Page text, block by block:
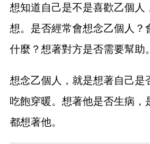
想知道自己是不是喜歡乙個人
想。是否經常會想念乙個人？
什麼？想著對方是否需要幫助
想念乙個人，就是想著自己是
吃飽穿暖。想著他是否生病，
都想著他。